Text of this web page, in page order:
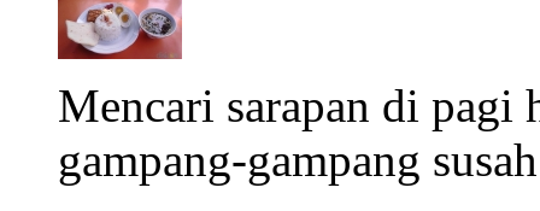
Mencari sarapan di pagi
gampang-gampang